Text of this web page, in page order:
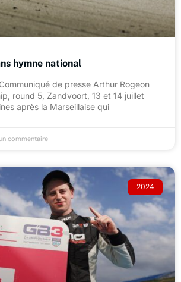
hymne national
de presse Arthur Rogeon
round 5, Zandvoort, 13 et 14 juillet
après la Marseillaise qui
commentaire
2024